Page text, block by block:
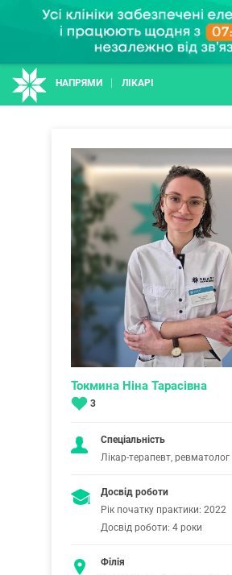
НАПРЯМИ ЛІКАРІ
Токмина Ніна Тарасівна
3
Спеціальність
Лікар-терапевт, ревматолог
Досвід роботи
Рік початку практики: 2022
Досвід роботи: 4 роки
Філія